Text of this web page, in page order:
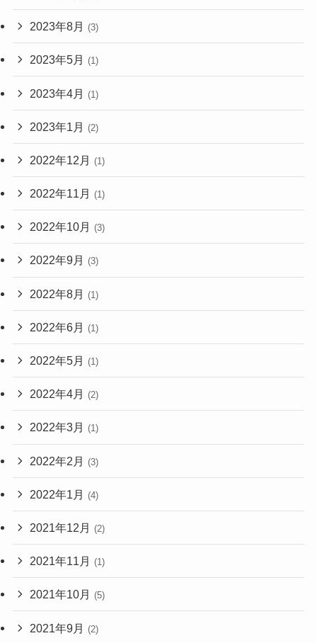
2023年8月 (3)
2023年5月 (1)
2023年4月 (1)
2023年1月 (2)
2022年12月 (1)
2022年11月 (1)
2022年10月 (3)
2022年9月 (3)
2022年8月 (1)
2022年6月 (1)
2022年5月 (1)
2022年4月 (2)
2022年3月 (1)
2022年2月 (3)
2022年1月 (4)
2021年12月 (2)
2021年11月 (1)
2021年10月 (5)
2021年9月 (2)